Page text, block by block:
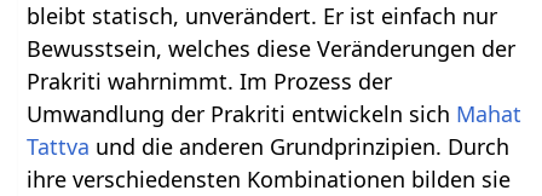
bleibt statisch, unverändert. Er ist einfach nur
Bewusstsein, welches diese Veränderungen der
Prakriti wahrnimmt. Im Prozess der
Umwandlung der Prakriti entwickeln sich Mahat
Tattva und die anderen Grundprinzipien. Durch
ihre verschiedensten Kombinationen bilden sie